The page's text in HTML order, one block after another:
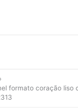
formato coração liso